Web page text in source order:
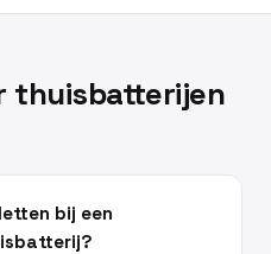
thuisbatterijen
bij een